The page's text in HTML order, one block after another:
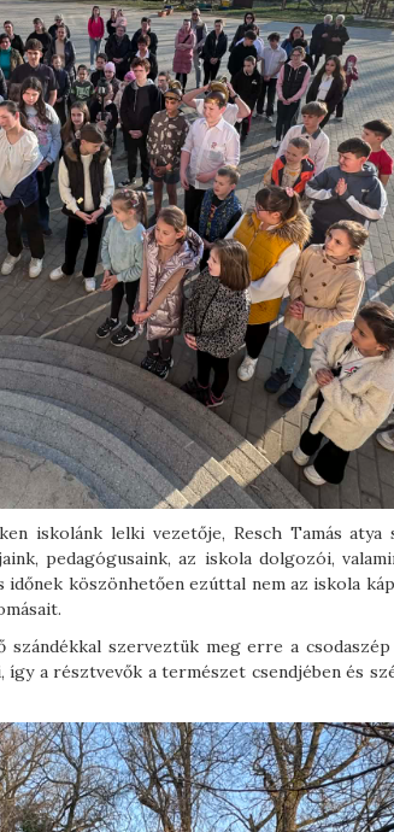
iskolánk lelki vezetője, Resch Tamás atya
pedagógusaink, az iskola dolgozói,
köszönhetően ezúttal nem az iskola
szerveztük meg erre a
a résztvevők a természet csendjében és